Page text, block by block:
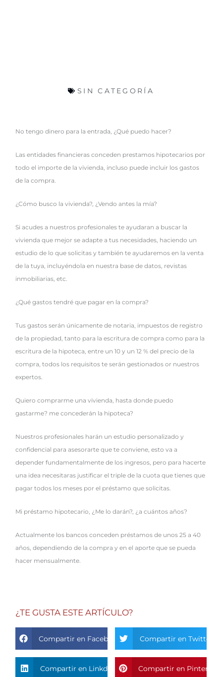
SIN CATEGORÍA
No tengo dinero para la entrada, ¿Qué puedo hacer?
Las entidades financieras conceden prestamos hipotecarios por
todo el importe de la vivienda, incluso puede incluir los gastos
de la compra.
¿Cómo busco la vivienda?, ¿Vendo antes la mía?
Si acudes a nuestros profesionales te ayudaran a buscar la
vivienda que mejor se adapte a tus necesidades, haciendo un
estudio de lo que solicitas y también te ayudaremos en la venta
de la tuya, incluyéndola en nuestra base de datos, revistas
inmobiliarias, etc.
¿Qué gastos tendré que pagar en la compra?
Tus gastos serán únicamente de notaria, impuestos de registro
de la propiedad, tanto para la escritura de compra como para la
escritura de la hipoteca, entre un 10 y un 12 % del precio de la
compra, todos los requisitos te serán gestionados or nuestros
expertos.
Quiero comprarme una vivienda, hasta donde puedo
gastarme? me concederán la hipoteca?
Nuestros profesionales harán un estudio personalizado y
confidencial para asesorarte que te conviene, esto va a
depender fundamentalmente de los ingresos, pero para hacerte
una idea necesitaras justificar el triple de la cuota que tienes que
pagar todos los meses por el préstamo que solicitas.
Mi préstamo hipotecario, ¿Me lo darán?, ¿a cuántos años?
Actualmente los bancos conceden préstamos de unos 25 a 40
años, dependiendo de la compra y en el aporte que se pueda
hacer mensualmente.
¿TE GUSTA ESTE ARTÍCULO?
Compartir en Facebook Compartir en Twitter
Compartir en Linkdin Compartir en Pinterest